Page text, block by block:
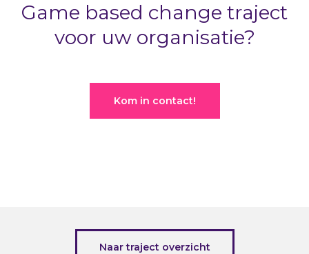
Game based change traject
voor uw organisatie?
Kom in contact!
Naar traject overzicht